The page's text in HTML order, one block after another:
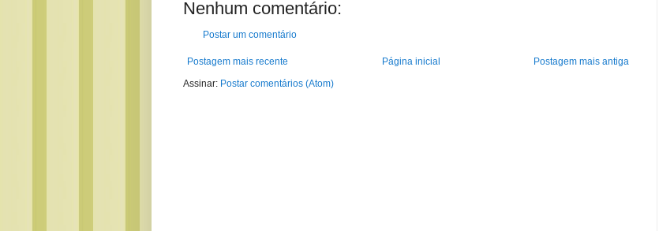
Nenhum comentário:
Postar um comentário
Postagem mais recente Postagem mais antiga
Página inicial
Assinar: Postar comentários (Atom)